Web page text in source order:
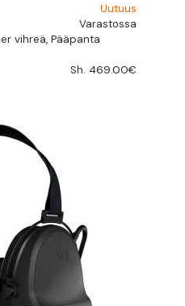
Uutuus
Varastossa
vihreä, Pääpanta
Sh. 469.00€